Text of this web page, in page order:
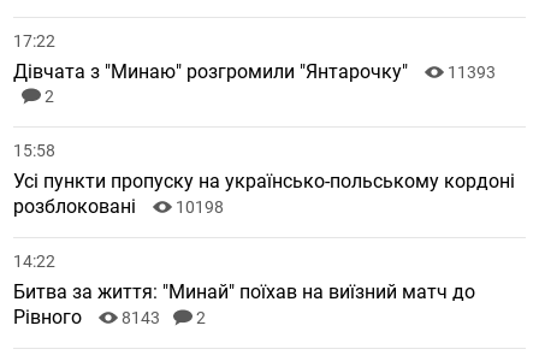
17:22
Дівчата з "Минаю" розгромили "Янтарочку"
11393
2
15:58
Усі пункти пропуску на українсько-польському кордоні
розблоковані
10198
14:22
Битва за життя: "Минай" поїхав на виїзний матч до
Рівного
8143 2